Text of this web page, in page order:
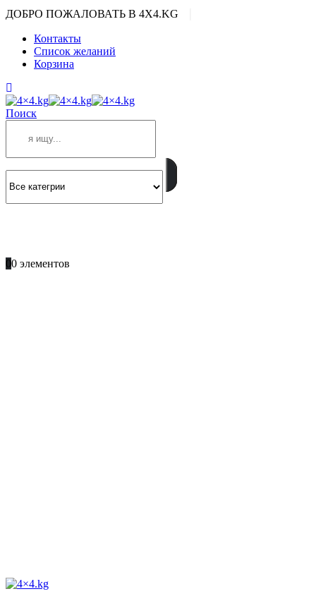
ДОБРО ПОЖАЛОВАТЬ В 4X4.KG
Контакты
Список желаний
Корзина
Поиск
00 элементов